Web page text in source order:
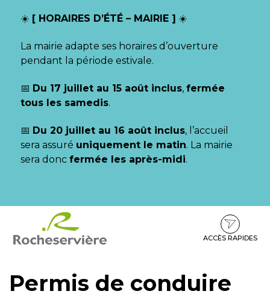
☀️ [ HORAIRES D’ÉTÉ – MAIRIE ] ☀️
La mairie adapte ses horaires d’ouverture
pendant la période estivale.
📅 Du 17 juillet au 15 août inclus, fermée
tous les samedis.
📅 Du 20 juillet au 16 août inclus, l’accueil
sera assuré uniquement le matin. La mairie
sera donc fermée les après-midi.
contenu
pied
ACCÈS RAPIDES
Permis de conduire